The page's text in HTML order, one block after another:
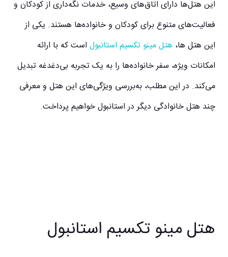
این هتل‌ها دارای اتاق‌های وسیع، خدمات نگه‌داری از کودکان و
فعالیت‌های متنوع برای کودکان و خانواده‌ها هستند. یکی از
این هتل ها، هتل مینو تکسیم استانبول است که با ارائه
امکانات ویژه، سفر خانواده‌ها را به یک تجربه بی‌دغدغه تبدیل
می‌کند. در این مطلب، به‌بررسی ویژگی‌های این هتل و معرفی
چند هتل خانوادگی دیگر در استانبول خواهیم پرداخت.
هتل مینو تکسیم استانبول